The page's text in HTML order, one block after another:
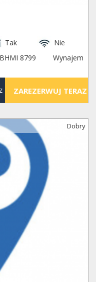
Tak
Nie
8799
Wynajem
ZAREZERWUJ TERAZ
Dobry